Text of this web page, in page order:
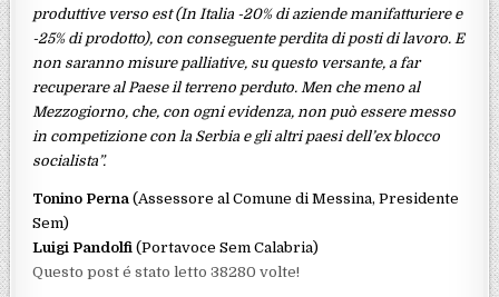
produttive verso est (In Italia -20% di aziende manifatturiere e
-25% di prodotto), con conseguente perdita di posti di lavoro. E
non saranno misure palliative, su questo versante, a far
recuperare al Paese il terreno perduto. Men che meno al
Mezzogiorno, che, con ogni evidenza, non può essere messo
in competizione con la Serbia e gli altri paesi dell’ex blocco
socialista”.
Tonino Perna(Assessore al Comune di Messina, Presidente
Sem)
Luigi Pandolfi(Portavoce Sem Calabria)
Questo post é stato letto 38280 volte!